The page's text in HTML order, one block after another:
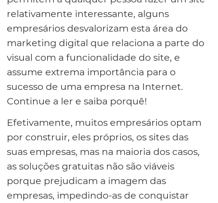
relativamente interessante, alguns
empresários desvalorizam esta área do
marketing digital que relaciona a parte do
visual com a funcionalidade do site, e
assume extrema importância para o
sucesso de uma empresa na Internet.
Continue a ler e saiba porquê!
Efetivamente, muitos empresários optam
por construir, eles próprios, os sites das
suas empresas, mas na maioria dos casos,
as soluções gratuitas não são viáveis
porque prejudicam a imagem das
empresas, impedindo-as de conquistar